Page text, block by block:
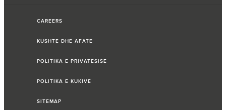
CAREERS
KUSHTE DHE AFATE
POLITIKA E PRIVATËSISË
POLITIKA E KUKIVE
SITEMAP